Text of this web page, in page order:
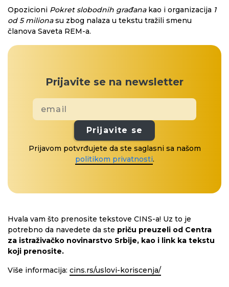
Opozicioni Pokret slobodnih građanakao i organizacija 1
od 5 milionasu zbog nalaza u tekstu tražili smenu
članova Saveta REM-a.
Prijavite se na newsletter
Prijavite se
Prijavom potvrđujete da ste saglasni sa našom
politikom privatnosti.
Hvala vam što prenosite tekstove CINS-a! Uz to je
potrebno da navedete da ste priču preuzeli od Centra
za istraživačko novinarstvo Srbije, kao i link ka tekstu
koji prenosite.
Više informacija: cins.rs/uslovi-koriscenja/